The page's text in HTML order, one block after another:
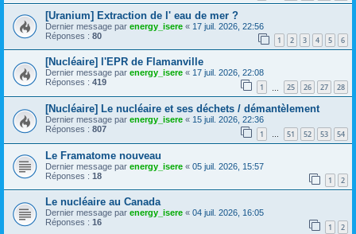
[Uranium] Extraction de l' eau de mer ?
Dernier message par energy_isere « 17 juil. 2026, 22:56
Réponses : 80 1 2 3 4 5 6
[Nucléaire] l'EPR de Flamanville
Dernier message par energy_isere « 17 juil. 2026, 22:08
Réponses : 419 1 25 26 27 28
[Nucléaire] Le nucléaire et ses déchets / démantèlement
Dernier message par energy_isere « 15 juil. 2026, 22:36
Réponses : 807 1 … 51 52 53 54
Le Framatome nouveau
Dernier message par energy_isere « 05 juil. 2026, 15:57
Réponses : 18 1 2
Le nucléaire au Canada
Dernier message par energy_isere « 04 juil. 2026, 16:05
Réponses : 16 1 2